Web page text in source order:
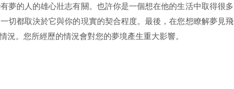
夢的人的雄心壯志有關。也許你是一個想在他的生活中取得很多
切都取決於它與你的現實的契合程度。最後，在您想瞭解夢見飛
況。您所經歷的情況會對您的夢境產生重大影響。